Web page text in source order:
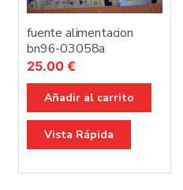
fuente alimentacion
bn96-03058a
25.00 €
Añadir al carrito
Vista Rápida